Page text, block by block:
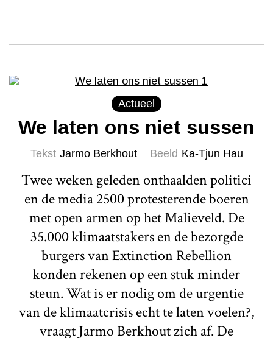
Actueel
We laten ons niet sussen
Tekst Jarmo Berkhout Beeld Ka-Tjun Hau
Twee weken geleden onthaalden politici
en de media 2500 protesterende boeren
met open armen op het Malieveld. De
35.000 klimaatstakers en de bezorgde
burgers van Extinction Rebellion
konden rekenen op een stuk minder
steun. Wat is er nodig om de urgentie
van de klimaatcrisis echt te laten voelen?,
vraagt Jarmo Berkhout zich af. De